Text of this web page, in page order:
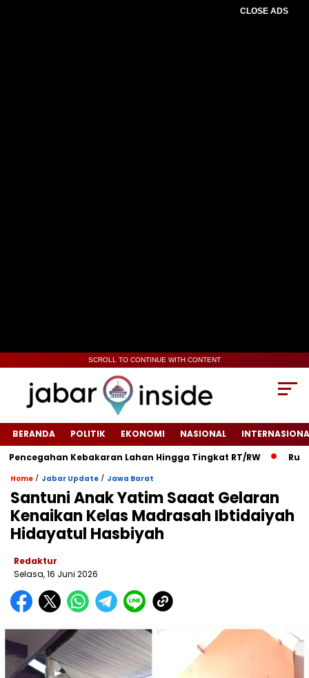
CLOSE ADS
SCROLL TO CONTINUE WITH CONTENT
BERANDA POLITIK EKONOMI NASIONAL
Kebakaran Lahan Hingga Tingkat RT/RW‎
‎Rumah
Home / Jabar Update / Jawa Barat
Santuni Anak Yatim Saaat Gelaran
Kenaikan Kelas Madrasah Ibtidaiyah
Hidayatul Hasbiyah
Redaktur
Selasa, 16 Juni 2026